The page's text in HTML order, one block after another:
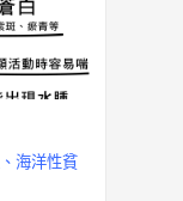
、海洋性貧